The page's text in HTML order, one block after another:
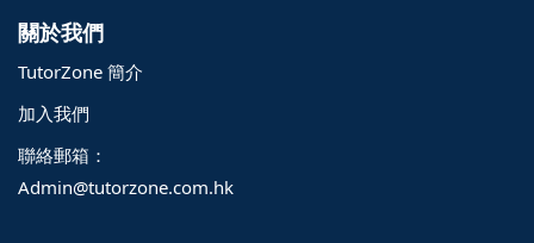
關於我們
TutorZone 簡介
加入我們
聯絡郵箱：
Admin@tutorzone.com.hk